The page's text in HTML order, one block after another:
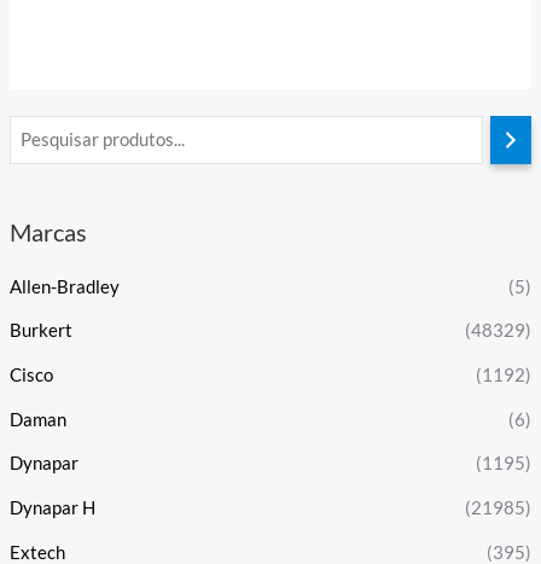
Marcas
Allen-Bradley (5)
Burkert (48329)
Cisco (1192)
Daman (6)
Dynapar (1195)
Dynapar H (21985)
Extech (395)